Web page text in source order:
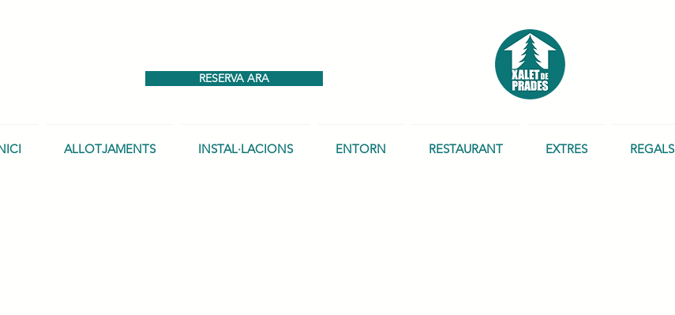
RESERVA ARA
ALLOTJAMENTS INSTAL·LACIONS ENTORN RESTAURANT EXTRES REGALS